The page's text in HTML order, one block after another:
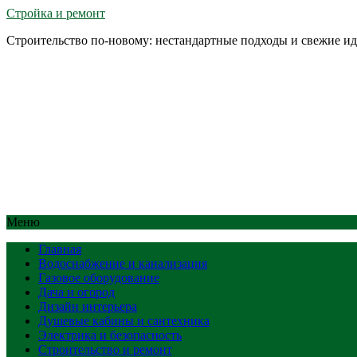
Стройка и ремонт
Строительство по-новому: нестандартные подходы и свежие
Меню
Главная
Водоснабжение и канализация
Газовое оборудование
Дача и огород
Дизайн интерьера
Душевые кабины и сантехника
Электрика и безопасность
Строительство и ремонт